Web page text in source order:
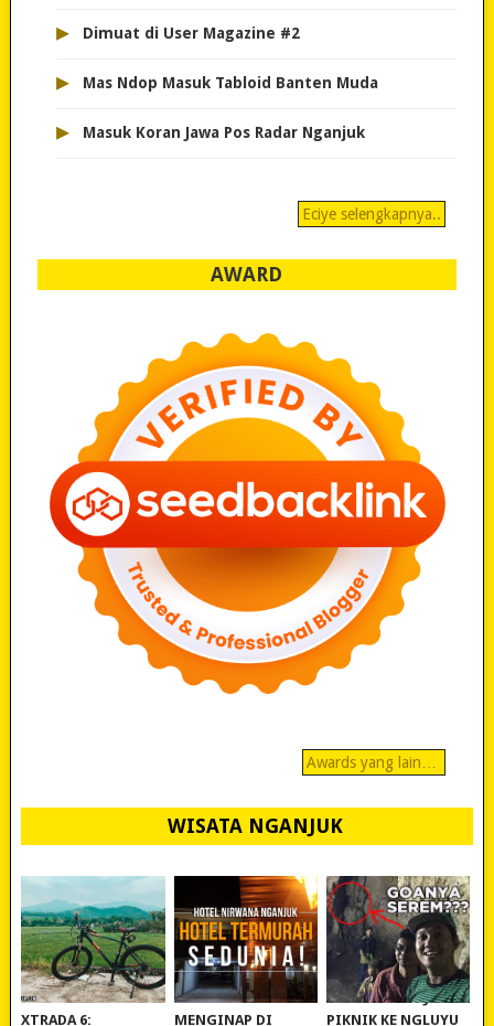
▸ Dimuat di User Magazine #2
▸ Mas Ndop Masuk Tabloid Banten Muda
▸ Masuk Koran Jawa Pos Radar Nganjuk
Eciye selengkapnya..
AWARD
Awards yang lain…
WISATA NGANJUK
REVIEW POLYGON
XTRADA 6:
MURAH BANGET!
MENGINAP DI
WISATA NGANJUK:
PIKNIK KE NGLUYU